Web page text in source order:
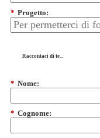
* Progetto:
Raccontaci di te...
* Nome:
* Cognome: